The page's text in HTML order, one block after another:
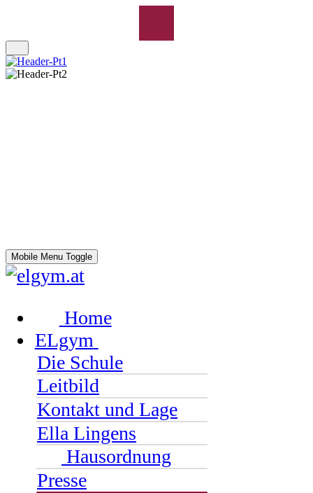
Mobile Menu Toggle
Home
ELgym
Die Schule
Leitbild
Kontakt und Lage
Ella Lingens
Hausordnung
Presse